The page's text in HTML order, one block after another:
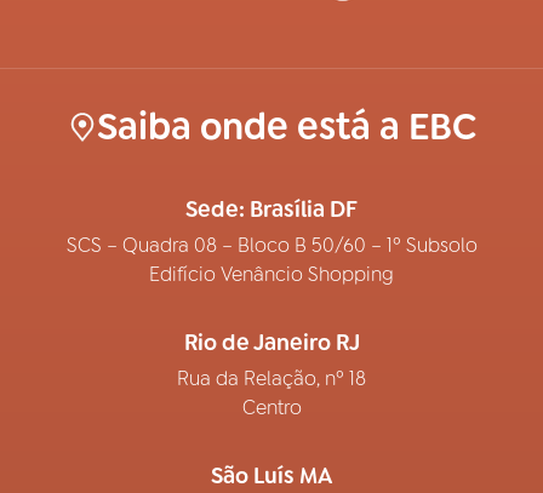
Saiba onde está a EBC
Sede: Brasília DF
SCS – Quadra 08 – Bloco B 50/60 – 1º Subsolo
Edifício Venâncio Shopping
Rio de Janeiro RJ
Rua da Relação, nº 18
Centro
São Luís MA